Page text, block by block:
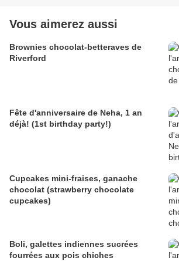
Vous aimerez aussi
Brownies chocolat-betteraves de
Riverford
Fête d'anniversaire de Neha, 1 an
déjà! (1st birthday party!)
Cupcakes mini-fraises, ganache
chocolat (strawberry chocolate
cupcakes)
Boli, galettes indiennes sucrées
fourrées aux pois chiches